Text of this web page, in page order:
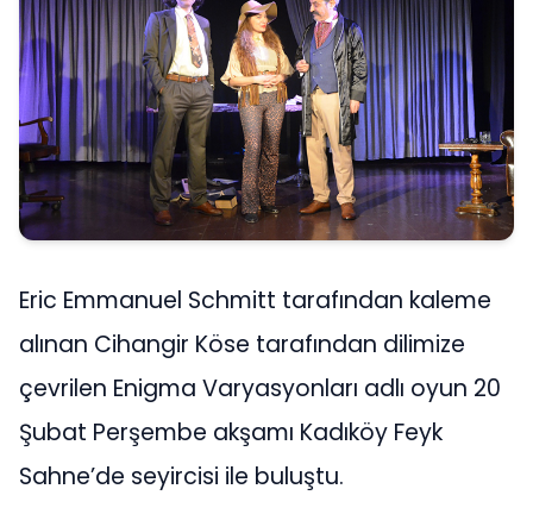
Eric Emmanuel Schmitt tarafından kaleme
alınan Cihangir Köse tarafından dilimize
çevrilen Enigma Varyasyonları adlı oyun 20
Şubat Perşembe akşamı Kadıköy Feyk
Sahne’de seyircisi ile buluştu.